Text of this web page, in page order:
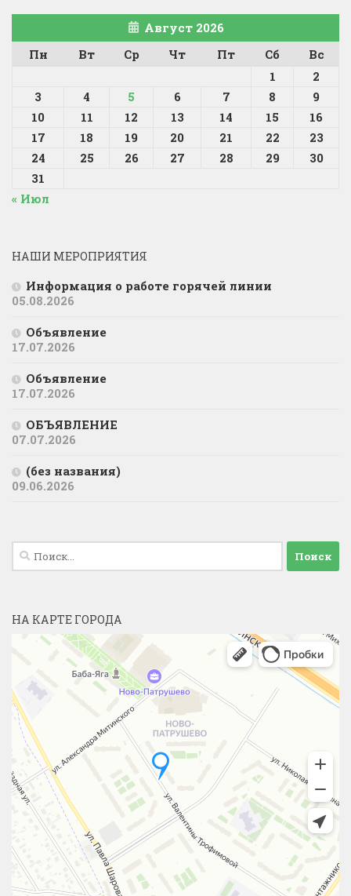
Август 2026
Пн
Вт Ср Чт Пт Сб
Вс
1
2
3
4 5 6 7 8
9
10
11 12 13 14 15
16
17
18 19 20 21 22
23
24
25 26 27 28 29
30
31
« Июл
НАШИ МЕРОПРИЯТИЯ
Информация о работе горячей линии
05.08.2026
Объявление
17.07.2026
Объявление
17.07.2026
ОБЪЯВЛЕНИЕ
07.07.2026
(без названия)
09.06.2026
Найти:
НА КАРТЕ ГОРОДА